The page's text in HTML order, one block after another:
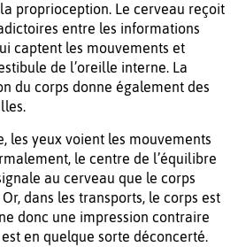
proprioception. Le cerveau reçoit
entre les informations
captent les mouvements et
de l’oreille interne. La
du corps donne également des
les yeux voient les mouvements
le centre de l’équilibre
au cerveau que le corps
dans les transports, le corps est
donc une impression contraire
en quelque sorte déconcerté.